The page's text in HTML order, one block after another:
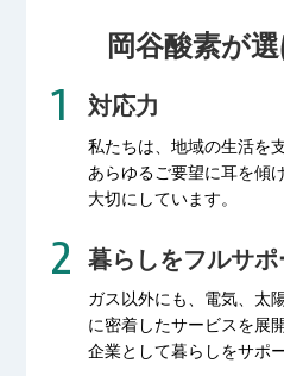
岡谷酸素が
対応力
私たちは、地域の生活を
あらゆるご要望に耳を傾
大切にしています。
暮らしをフルサポ
ガス以外にも、電気、太
に密着したサービスを展
企業として暮らしをサポ